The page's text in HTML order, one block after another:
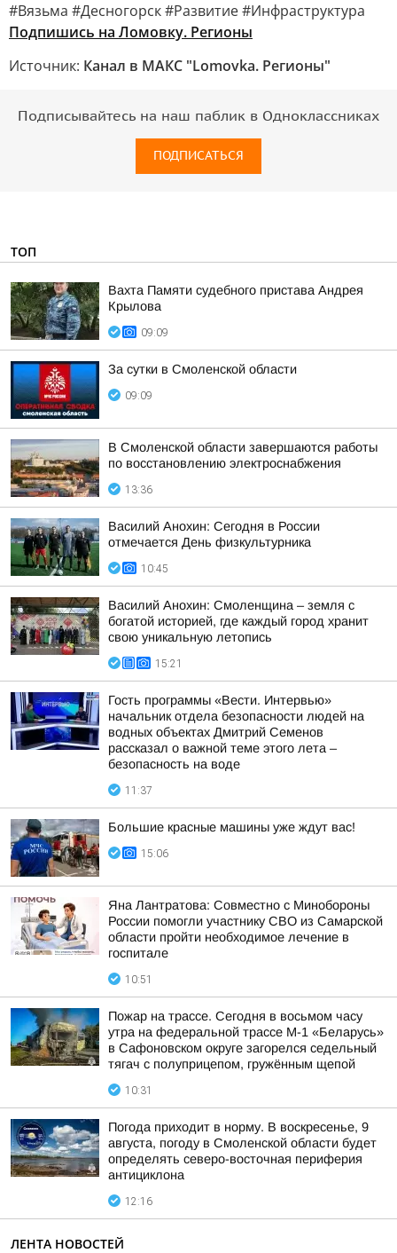
#Вязьма #Десногорск #Развитие #Инфраструктура
Подпишись на Ломовку. Регионы
Источник: Канал в МАКС "Lomovka. Регионы"
Подписывайтесь на наш паблик в Одноклассниках
ПОДПИСАТЬСЯ
ТОП
Вахта Памяти судебного пристава Андрея
Крылова
09:09
За сутки в Смоленской области
09:09
В Смоленской области завершаются работы
по восстановлению электроснабжения
13:36
Василий Анохин: Сегодня в России
отмечается День физкультурника
10:45
Василий Анохин: Смоленщина – земля с
богатой историей, где каждый город хранит
свою уникальную летопись
15:21
Гость программы «Вести. Интервью»
начальник отдела безопасности людей на
водных объектах Дмитрий Семенов
рассказал о важной теме этого лета –
безопасность на воде
11:37
Большие красные машины уже ждут вас!
15:06
Яна Лантратова: Совместно с Минобороны
России помогли участнику СВО из Самарской
области пройти необходимое лечение в
госпитале
10:51
Пожар на трассе. Сегодня в восьмом часу
утра на федеральной трассе М-1 «Беларусь»
в Сафоновском округе загорелся седельный
тягач с полуприцепом, гружённым щепой
10:31
Погода приходит в норму. В воскресенье, 9
августа, погоду в Смоленской области будет
определять северо-восточная периферия
антициклона
12:16
ЛЕНТА НОВОСТЕЙ